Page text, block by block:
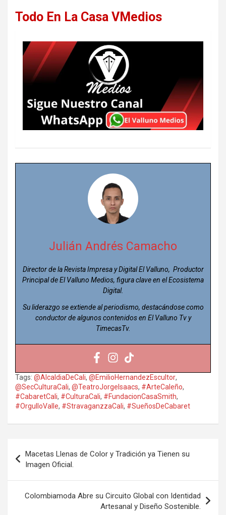
Todo En La Casa VMedios
Julián Andrés Camacho
Director de la Revista Impresa y Digital El Valluno, Productor
Principal de El Valluno Medios, figura clave en el Ecosistema
Digital.
Su liderazgo se extiende al periodismo, destacándose como
conductor de algunos contenidos en El Valluno Tv y
TimecasTv.
Tags: @AlcaldiaDeCali, @EmilioHernandezEscultor,
@SecCulturaCali, @TeatroJorgeIsaacs, #ArteCaleño,
#CabaretCali, #CulturaCali, #FundacionCasaSmith,
#OrgulloValle, #StravaganzzaCali, #SueñosDeCabaret
de
entradas
Macetas Llenas de Color y Tradición ya Tienen su
Imagen Oficial.
Colombiamoda Abre su Circuito Global con Identidad
Artesanal y Diseño Sostenible.